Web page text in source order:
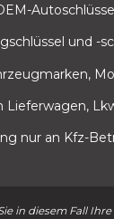
und -
Lieferwagen,
nur an Kfz-
in diesem Fall